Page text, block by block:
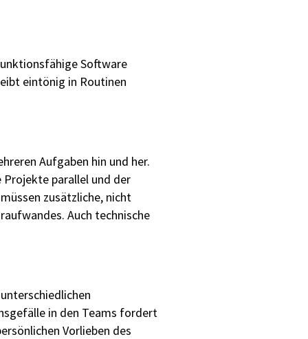
Software
eintönig in Routinen
Aufgaben hin und her.
Projekte parallel und der
zusätzliche, nicht
Auch technische
in den Teams fordert
Vorlieben des